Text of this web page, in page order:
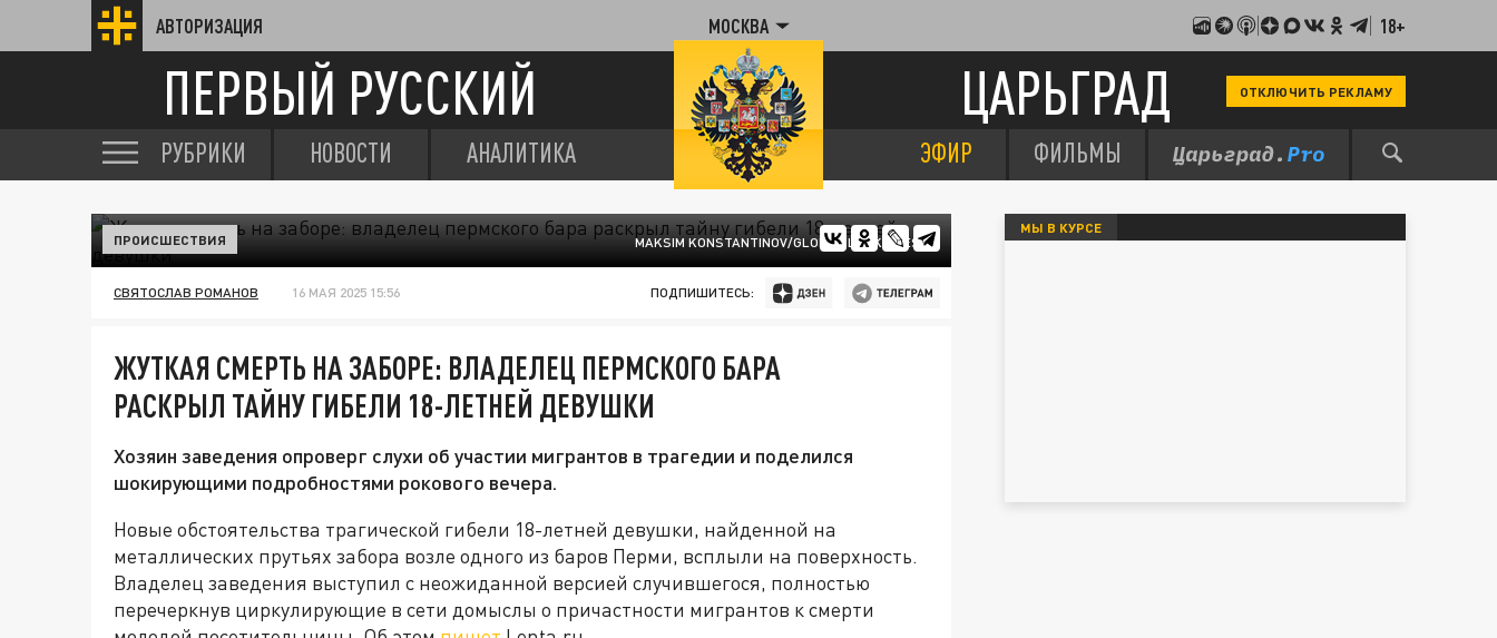
АВТОРИЗАЦИЯ МОСКВА 18+
ПЕРВЫЙ РУССКИЙ ЦАРЬГРАД ОТКЛЮЧИТЬ РЕКЛАМУ
РУБРИКИ НОВОСТИ АНАЛИТИКА ЭФИР ФИЛЬМЫ
MAKSIM KONSTANTINOV/GLOBAL LOOK PRESS
ПРОИСШЕСТВИЯ
СВЯТОСЛАВ РОМАНОВ 16 МАЯ 2025 15:56 ПОДПИШИТЕСЬ:
ЖУТКАЯ СМЕРТЬ НА ЗАБОРЕ: ВЛАДЕЛЕЦ ПЕРМСКОГО БАРА
РАСКРЫЛ ТАЙНУ ГИБЕЛИ 18-ЛЕТНЕЙ ДЕВУШКИ
Хозяин заведения опроверг слухи об участии мигрантов в трагедии и поделился
шокирующими подробностями рокового вечера.
Новые обстоятельства трагической гибели 18-летней девушки, найденной на
металлических прутьях забора возле одного из баров Перми, всплыли на поверхность.
Владелец заведения выступил с неожиданной версией случившегося, полностью
перечеркнув циркулирующие в сети домыслы о причастности мигрантов к смерти
МЫ В КУРСЕ